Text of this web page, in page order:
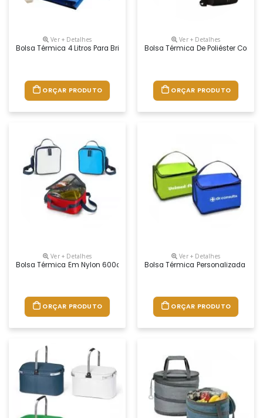
Ver + Detalhes
Bolsa Térmica 4 Litros Para Brindes Promocionais
ORÇAR PRODUTO
Ver + Detalhes
Bolsa Térmica De Poliéster Com
ORÇAR PRODUTO
Ver + Detalhes
Bolsa Térmica Em Nylon 600d Personalizada
ORÇAR PRODUTO
Ver + Detalhes
Bolsa Térmica Personalizada 5
ORÇAR PRODUTO